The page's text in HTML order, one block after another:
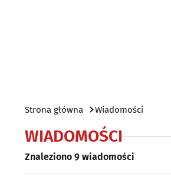
Strona główna Wiadomości
WIADOMOŚCI
Znaleziono 9 wiadomości